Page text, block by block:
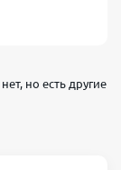
нет, но есть другие